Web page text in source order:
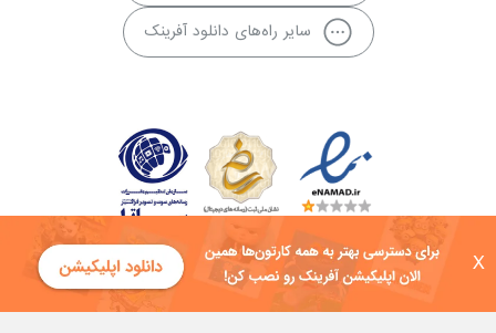
X
سایر راه‌های دانلود آفرینک
کلیه حقوق این سایت به شرکت توسعه فناوی هفت آسمان توکان تعلق دارد و